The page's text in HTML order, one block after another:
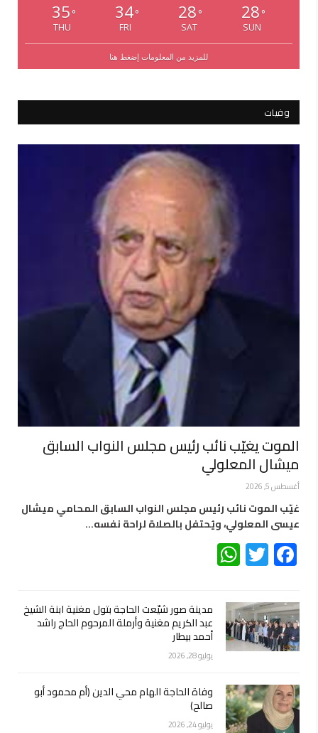
35 °
THU
34°
FRI
28 °
SAT
28 °
SUN
للمزيد من المعلومات إضغط هنا
وفيات
الموت يغيّب نائب رئيس مجلس النواب السابق
ميشال المعلولي
أغسطس 5, 2026
غيّب الموت نائب رئيس مجلس النواب السابق المحامي ميشال
عيسى المعلولي، ويُحتفل بالصلاة لراحة نفسه…
Facebook
Twitter
مدينة صور شيّعت الحاجة بتول مغنية ابنة الشيخ
عبد الكريم مغنية وأرملة المرحوم الحاج راشد
أحمد بيطار
يوليو 28, 2026
وفاة الحاجة الهام محي الدين (أم محمود أبو
صالح)
يوليو 24, 2026